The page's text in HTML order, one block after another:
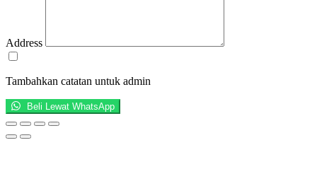
Address
Tambahkan catatan untuk admin
Beli Lewat WhatsApp